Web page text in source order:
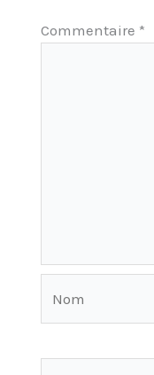
Commentaire *